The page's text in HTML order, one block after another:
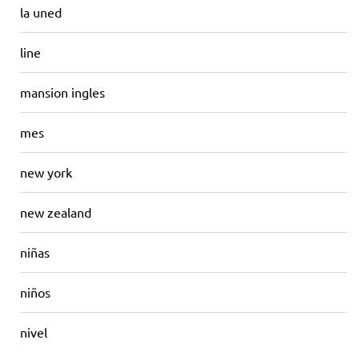
la uned
line
mansion ingles
mes
new york
new zealand
niñas
niños
nivel